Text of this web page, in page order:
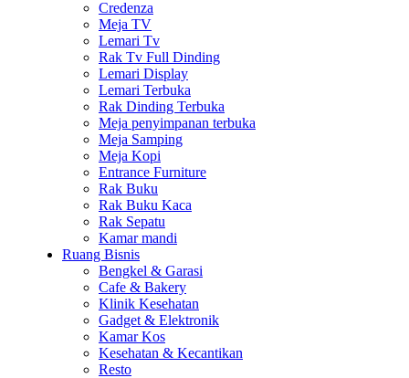
Credenza
Meja TV
Lemari Tv
Rak Tv Full Dinding
Lemari Display
Lemari Terbuka
Rak Dinding Terbuka
Meja penyimpanan terbuka
Meja Samping
Meja Kopi
Entrance Furniture
Rak Buku
Rak Buku Kaca
Rak Sepatu
Kamar mandi
Ruang Bisnis
Bengkel & Garasi
Cafe & Bakery
Klinik Kesehatan
Gadget & Elektronik
Kamar Kos
Kesehatan & Kecantikan
Resto